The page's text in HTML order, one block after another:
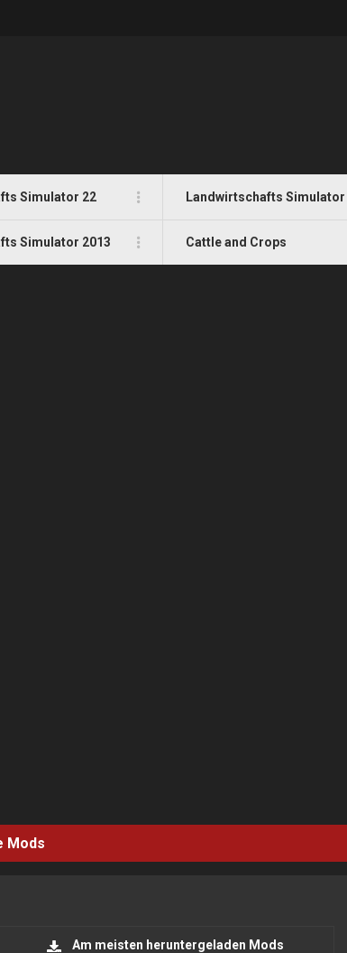
Simulator 22 Landwirtschafts Simulator
Simulator 2013 Cattle and Crops
Mods
Am meisten heruntergeladen Mods